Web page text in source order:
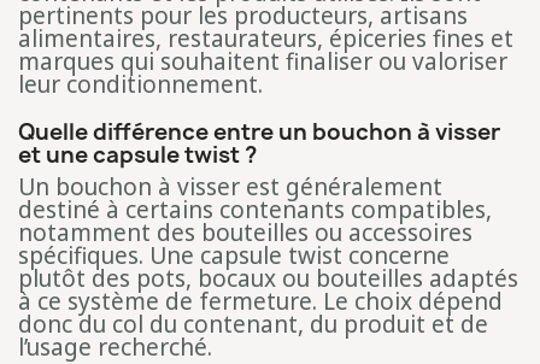
pertinents pour les producteurs, artisans
alimentaires, restaurateurs, épiceries fines et
marques qui souhaitent finaliser ou valoriser
leur conditionnement.
Quelle différence entre un bouchon à visser
et une capsule twist ?
Un bouchon à visser est généralement
destiné à certains contenants compatibles,
notamment des bouteilles ou accessoires
spécifiques. Une capsule twist concerne
plutôt des pots, bocaux ou bouteilles adaptés
à ce système de fermeture. Le choix dépend
donc du col du contenant, du produit et de
l’usage recherché.